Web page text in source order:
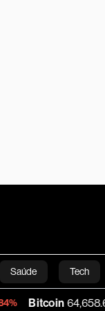
Saúde Tech
Linha
64,658.60 -